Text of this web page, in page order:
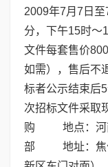
2009年7月7日
分，下午15时
文件每套售价
如需），售后不
标者公示结束后
次招标文件采取
购 地点：河南
部 地址：焦作